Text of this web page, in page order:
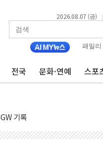
2026.08.07 (금) |
패밀리
전국 문화·연예 스포
엇박자'
고유가·금리·입법 지연 '삼중
지만 빈그룹이 상쇄
른 중동 화약고
인]